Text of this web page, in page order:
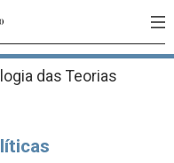
das Teorias